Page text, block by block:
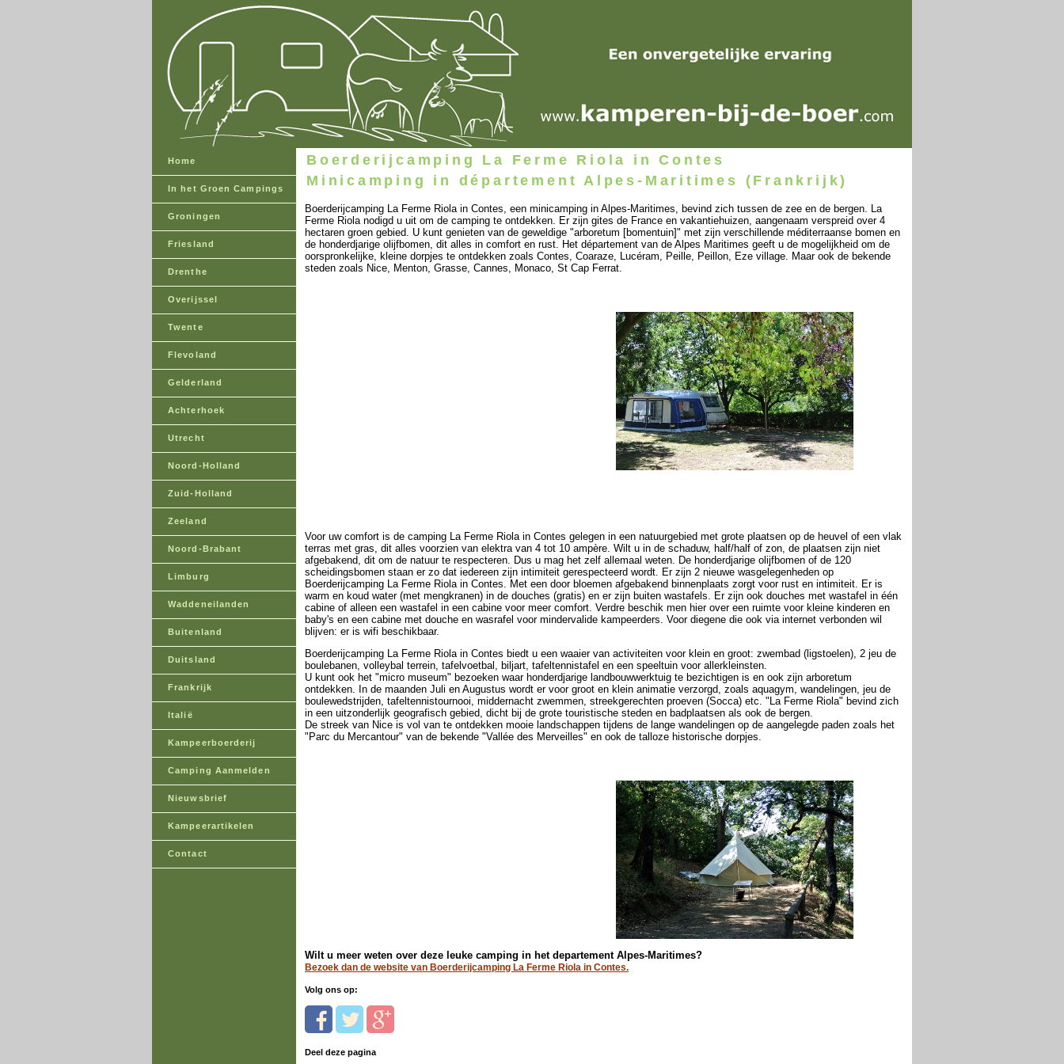
Home
In het Groen Campings
Groningen
Friesland
Drenthe
Overijssel
Twente
Flevoland
Gelderland
Achterhoek
Utrecht
Noord-Holland
Zuid-Holland
Zeeland
Noord-Brabant
Limburg
Waddeneilanden
Buitenland
Duitsland
Frankrijk
Italië
Kampeerboerderij
Camping Aanmelden
Nieuwsbrief
Kampeerartikelen
Contact
Boerderijcamping La Ferme Riola in Contes
Minicamping in département Alpes-Maritimes (Frankrijk)
Boerderijcamping La Ferme Riola in Contes, een minicamping in Alpes-Maritimes, bevind zich tussen de zee en de bergen. La
Ferme Riola nodigd u uit om de camping te ontdekken. Er zijn gites de France en vakantiehuizen, aangenaam verspreid over 4
hectaren groen gebied. U kunt genieten van de geweldige "arboretum [bomentuin]" met zijn verschillende méditerraanse bomen en
de honderdjarige olijfbomen, dit alles in comfort en rust. Het département van de Alpes Maritimes geeft u de mogelijkheid om de
oorspronkelijke, kleine dorpjes te ontdekken zoals Contes, Coaraze, Lucéram, Peille, Peillon, Eze village. Maar ook de bekende
steden zoals Nice, Menton, Grasse, Cannes, Monaco, St Cap Ferrat.
Voor uw comfort is de camping La Ferme Riola in Contes gelegen in een natuurgebied met grote plaatsen op de heuvel of een vlak
terras met gras, dit alles voorzien van elektra van 4 tot 10 ampère. Wilt u in de schaduw, half/half of zon, de plaatsen zijn niet
afgebakend, dit om de natuur te respecteren. Dus u mag het zelf allemaal weten. De honderdjarige olijfbomen of de 120
scheidingsbomen staan er zo dat iedereen zijn intimiteit gerespecteerd wordt. Er zijn 2 nieuwe wasgelegenheden op
Boerderijcamping La Ferme Riola in Contes. Met een door bloemen afgebakend binnenplaats zorgt voor rust en intimiteit. Er is
warm en koud water (met mengkranen) in de douches (gratis) en er zijn buiten wastafels. Er zijn ook douches met wastafel in één
cabine of alleen een wastafel in een cabine voor meer comfort. Verdre beschik men hier over een ruimte voor kleine kinderen en
baby's en een cabine met douche en wasrafel voor mindervalide kampeerders. Voor diegene die ook via internet verbonden wil
blijven: er is wifi beschikbaar.
Boerderijcamping La Ferme Riola in Contes biedt u een waaier van activiteiten voor klein en groot: zwembad (ligstoelen), 2 jeu de
boulebanen, volleybal terrein, tafelvoetbal, biljart, tafeltennistafel en een speeltuin voor allerkleinsten.
U kunt ook het "micro museum" bezoeken waar honderdjarige landbouwwerktuig te bezichtigen is en ook zijn arboretum
ontdekken. In de maanden Juli en Augustus wordt er voor groot en klein animatie verzorgd, zoals aquagym, wandelingen, jeu de
boulewedstrijden, tafeltennistournooi, middernacht zwemmen, streekgerechten proeven (Socca) etc. "La Ferme Riola" bevind zich
in een uitzonderlijk geografisch gebied, dicht bij de grote touristische steden en badplaatsen als ook de bergen.
De streek van Nice is vol van te ontdekken mooie landschappen tijdens de lange wandelingen op de aangelegde paden zoals het
"Parc du Mercantour" van de bekende "Vallée des Merveilles" en ook de talloze historische dorpjes.
Wilt u meer weten over deze leuke camping in het departement Alpes-Maritimes?
Bezoek dan de website van Boerderijcamping La Ferme Riola in Contes.
Volg ons op:
Deel deze pagina